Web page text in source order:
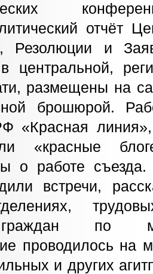
отчёт
Резолюции и
центральной,
размещены на
брошюрой.
«Красная
«красные
о работе съезда.
встречи,
по
проводилось на
и других